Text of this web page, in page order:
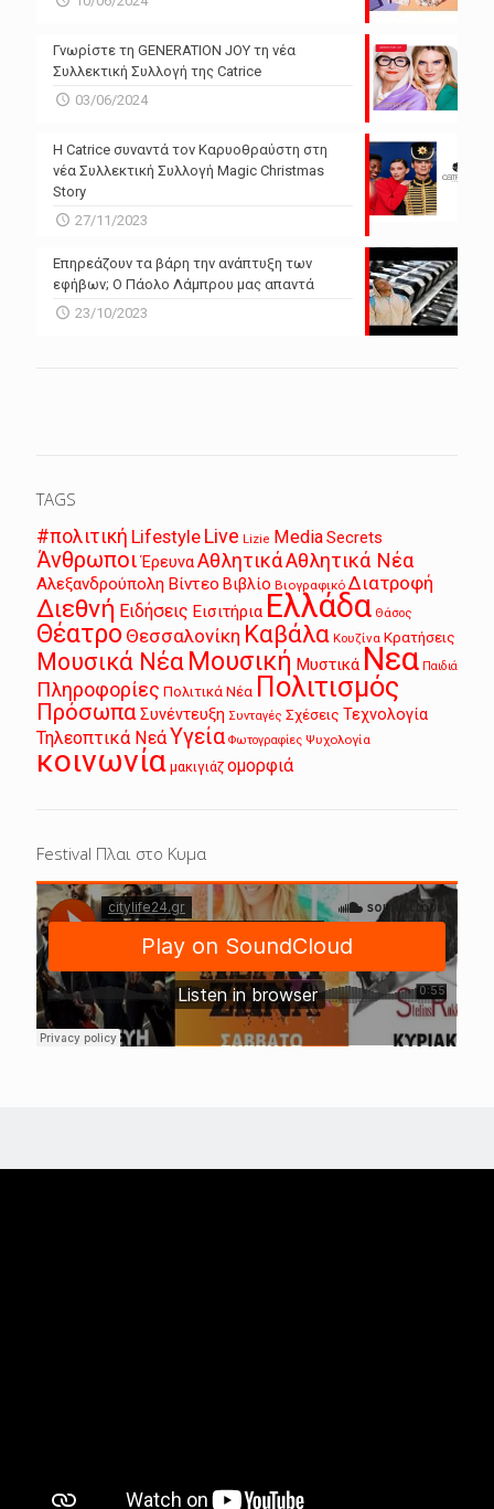
Γνωρίστε τη GENERATION JOY τη νέα
Συλλεκτική Συλλογή της Catrice
03/06/2024
Η Catrice συναντά τον Καρυοθραύστη στη
νέα Συλλεκτική Συλλογή Magic Christmas
Story
27/11/2023
Επηρεάζουν τα βάρη την ανάπτυξη των
εφήβων; Ο Πάολο Λάμπρου μας απαντά
23/10/2023
TAGS
#πολιτική Lifestyle Live Lizie MediaSecrets
Άνθρωποι ΈρευναΑθλητικάΑθλητικά Νέα
Αλεξανδρούπολη Βίντεο Βιβλίο Βιογραφικό Διατροφή
Διεθνή Ειδήσεις Εισιτήρια Ελλάδα Θάσος
Θέατρο Θεσσαλονίκη Καβάλα Κουζίνα Κρατήσεις
Μουσικά Νέα Μουσική Μυστικά Νεα Παιδιά
Πληροφορίες Πολιτικά Νέα Πολιτισμός
ΠρόσωπαΣυνέντευξη Συνταγές Σχέσεις Τεχνολογία
Τηλεοπτικά ΝεάΥγεία Φωτογραφίες Ψυχολογία
κοινωνία μακιγιάζ ομορφιά
Festival Πλαι στο Κυμα